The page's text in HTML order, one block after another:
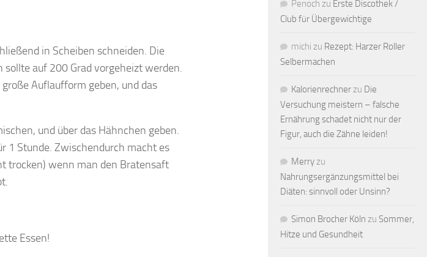
in Scheiben schneiden. Die
auf 200 Grad vorgeheizt werden.
Auflaufform geben, und das
und über das Hähnchen geben.
1 Stunde. Zwischendurch macht es
trocken) wenn man den Bratensaft
Essen!
Penoch zu Erste Discothek /
Club für Übergewichtige
michi zu Rezept: Harzer Roller
Selbermachen
Kalorienrechnerzu Die
Versuchung meistern – falsche
Ernährung schadet nicht nur der
Figur, auch die Zähne leiden!
Merryzu
Nahrungsergänzungsmittel bei
Diäten: sinnvoll oder Unsinn?
Simon Brocher Köln zu Sommer,
Hitze und Gesundheit